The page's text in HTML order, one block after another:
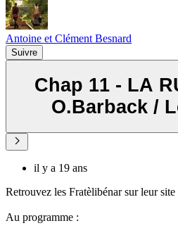
Antoine et Clément Besnard
Suivre
Chap 11 - LA
O.Barback /
il y a 19 ans
Retrouvez les Fratèlibénar sur leur
Au programme :